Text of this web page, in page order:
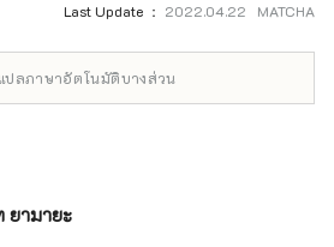
Last Update ： 2022.04.22 MATCHA
ปลภาษาอัตโนมัติบางส่วน
ยามายะ